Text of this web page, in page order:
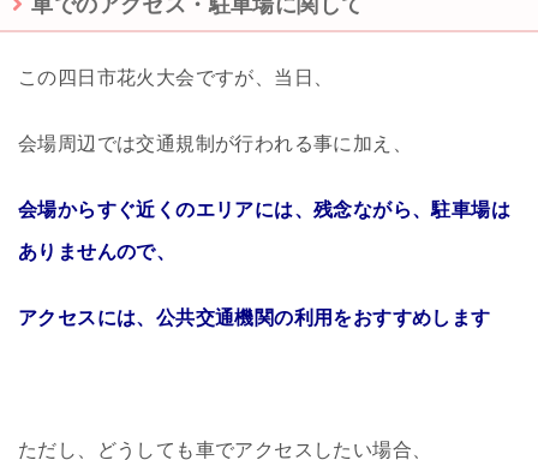
車でのアクセス・駐車場に関して
この四日市花火大会ですが、当日、
会場周辺では交通規制が行われる事に加え、
会場からすぐ近くのエリアには、残念ながら、駐車場は
ありませんので、
アクセスには、公共交通機関の利用をおすすめします
ただし、どうしても車でアクセスしたい場合、